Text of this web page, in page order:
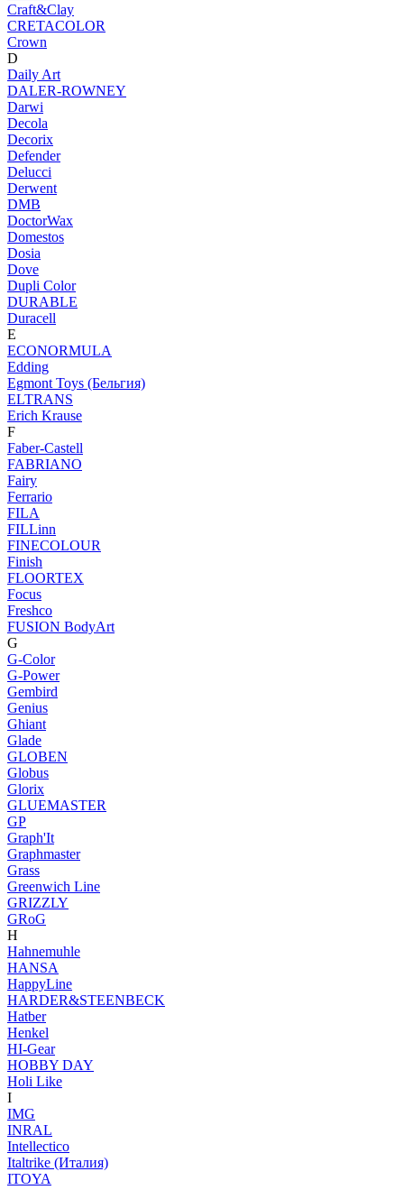
Craft&Clay
CRETACOLOR
Crown
D
Daily Art
DALER-ROWNEY
Darwi
Decola
Decorix
Defender
Delucci
Derwent
DMB
DoctorWax
Domestos
Dosia
Dove
Dupli Color
DURABLE
Duracell
E
ECONORMULA
Edding
Egmont Toys (Бельгия)
ELTRANS
Erich Krause
F
Faber-Castell
FABRIANO
Fairy
Ferrario
FILA
FILLinn
FINECOLOUR
Finish
FLOORTEX
Focus
Freshco
FUSION BodyArt
G
G-Color
G-Power
Gembird
Genius
Ghiant
Glade
GLOBEN
Globus
Glorix
GLUEMASTER
GP
Graph'It
Graphmaster
Grass
Greenwich Line
GRIZZLY
GRoG
H
Hahnemuhle
HANSA
HappyLine
HARDER&STEENBECK
Hatber
Henkel
HI-Gear
HOBBY DAY
Holi Like
I
IMG
INRAL
Intellectico
Italtrike (Италия)
ITOYA